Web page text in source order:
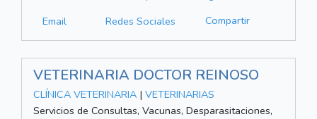
Email
Redes Sociales Compartir
VETERINARIA DOCTOR REINOSO
CLÍNICA VETERINARIA | VETERINARIAS
Servicios de Consultas, Vacunas, Desparasitaciones,